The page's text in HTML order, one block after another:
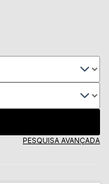
PESQUISA AVANÇADA